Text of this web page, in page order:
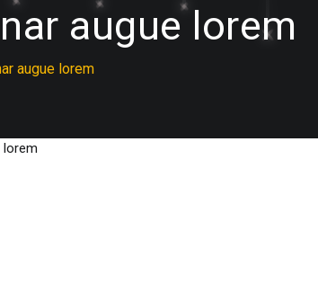
augue lorem
augue lorem
lorem